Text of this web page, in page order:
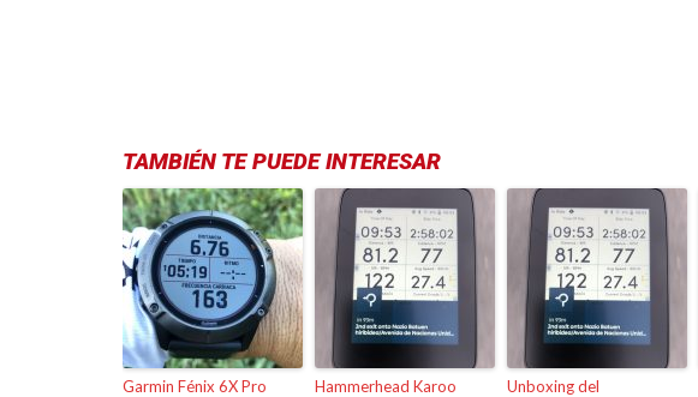
TAMBIÉN TE PUEDE INTERESAR
Garmin Fénix 6X Pro
Hammerhead Karoo
Unboxing del